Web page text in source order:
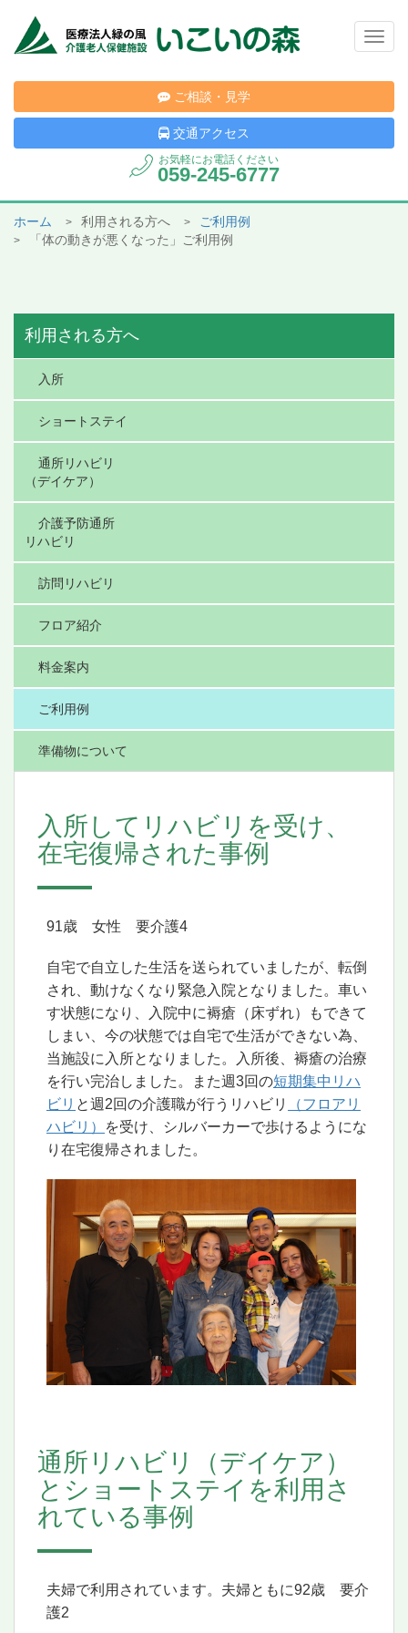
ご相談・見学
交通アクセス
お気軽にお電話ください
059-245-6777
ホーム 利用される方へ
ご利用例
「体の動きが悪くなった」ご利用例
利用される方へ
入所
ショートステイ
通所リハビリ
（デイケア）
介護予防通所
リハビリ
訪問リハビリ
フロア紹介
料金案内
ご利用例
準備物について
入所してリハビリを受け、
在宅復帰された事例
91歳 女性 要介護4
自宅で自立した生活を送られていましたが、転倒
され、動けなくなり緊急入院となりました。車い
す状態になり、入院中に褥瘡（床ずれ）もできて
しまい、今の状態では自宅で生活ができない為、
当施設に入所となりました。入所後、褥瘡の治療
を行い完治しました。また週3回の短期集中リハ
ビリ と週2回の介護職が行うリハビリ
（フロアリ
ハビリ）
を受け、シルバーカーで歩けるようにな
り在宅復帰されました。
通所リハビリ（デイケア）
とショートステイを利用さ
れている事例
夫婦で利用されています。夫婦ともに92歳 要介
護2